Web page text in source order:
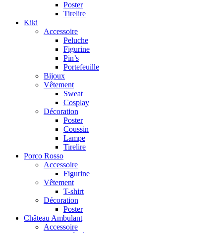
Poster
Tirelire
Kiki
Accessoire
Peluche
Figurine
Pin’s
Portefeuille
Bijoux
Vêtement
Sweat
Cosplay
Décoration
Poster
Coussin
Lampe
Tirelire
Porco Rosso
Accessoire
Figurine
Vêtement
T-shirt
Décoration
Poster
Château Ambulant
Accessoire